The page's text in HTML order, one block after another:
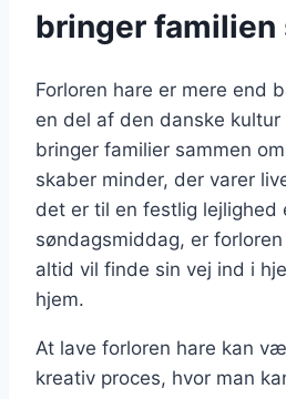
bringer familien
Forloren hare er mere end
en del af den danske
bringer familier sammen
skaber minder, der varer
det er til en festlig lejlighed
søndagsmiddag, er
altid vil finde sin vej ind i
hjem.
At lave forloren hare kan
kreativ proces, hvor man